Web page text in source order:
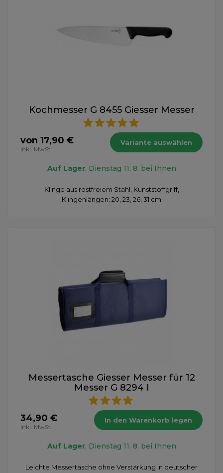
Kochmesser G 8455 Giesser Messer
von 17,90 €
inkl. MwSt.
Variante auswählen
Auf Lager, Dienstag 11. 8. bei Ihnen
Klinge aus rostfreiem Stahl, Kunststoffgriff,
Klingenlängen: 20, 23, 26, 31 cm
Messertasche Giesser Messer für 12
Messer G 8294 I
34,90 €
inkl. MwSt.
In den Warenkorb legen
Auf Lager, Dienstag 11. 8. bei Ihnen
Leichte Messertasche ohne Verstärkung in deutscher